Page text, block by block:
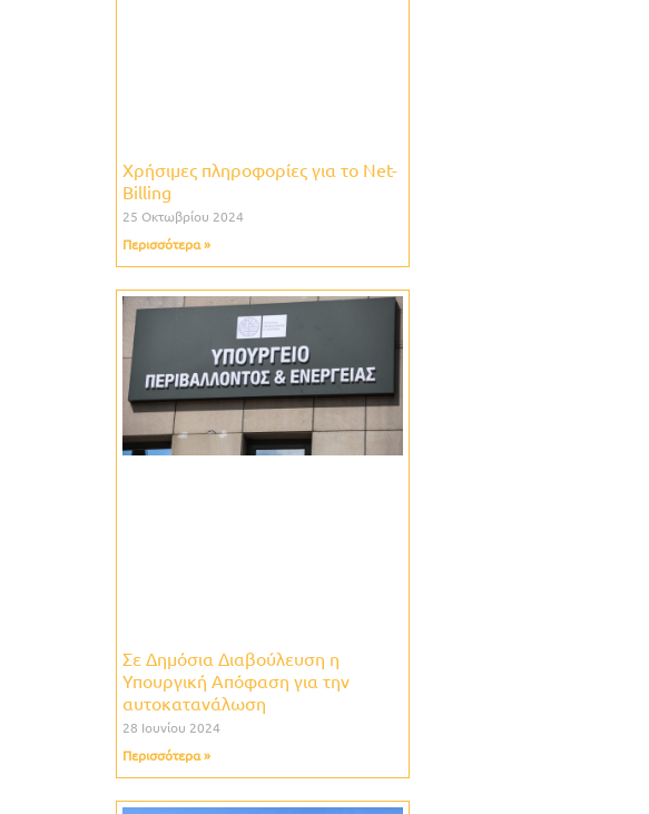
Χρήσιμες πληροφορίες για το Net-
Billing
25 Οκτωβρίου 2024
Περισσότερα »
Σε Δημόσια Διαβούλευση η
Υπουργική Απόφαση για την
αυτοκατανάλωση
28 Ιουνίου 2024
Περισσότερα »